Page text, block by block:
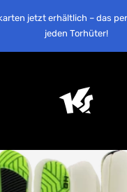
jetzt erhältlich – das
jeden Torhüter!
Suisse